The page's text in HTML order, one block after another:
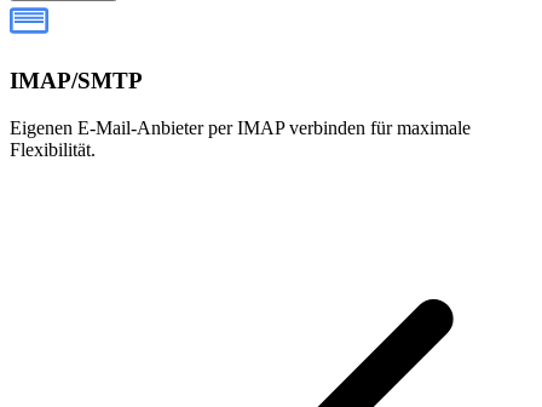
IMAP/SMTP
Eigenen E-Mail-Anbieter per IMAP verbinden für maximale
Flexibilität.